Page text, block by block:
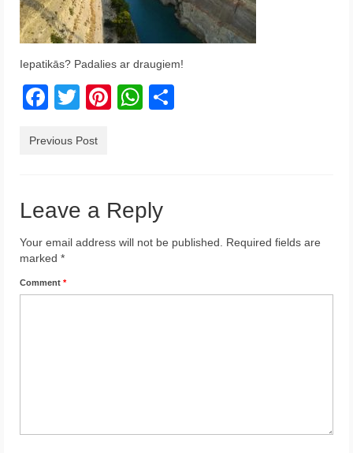
Grieķija
Krēta
Austrija
Itālija
Latvija
Indonēzija
Iepatikās? Padalies ar draugiem!
Facebook
TwitterPinterest
WhatsApp
Previous Post
Leave a Reply
Your email address will not be published.
Required fields are
marked *
Comment *